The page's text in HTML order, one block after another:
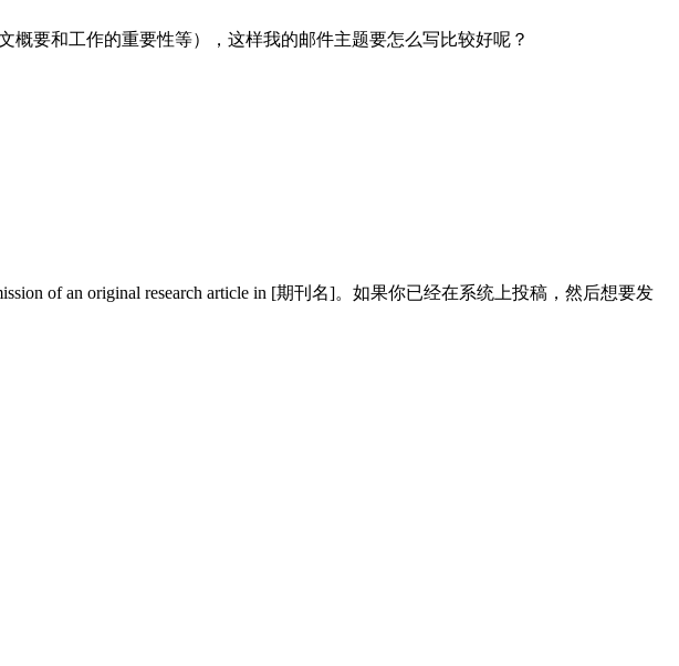
要和工作的重要性等），这样我的邮件主题要怎么写比较好呢？
of an original research article in [期刊名]。如果你已经在系统上投稿，然后想要发